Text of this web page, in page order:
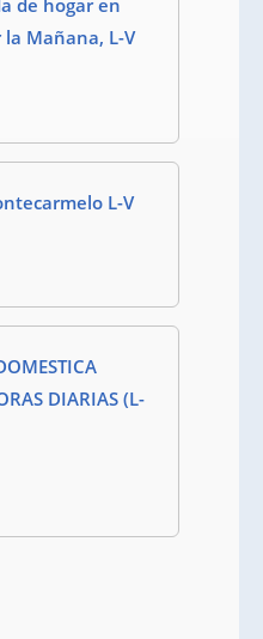
de hogar en
Mañana, L-V
L-V
DIARIAS (L-